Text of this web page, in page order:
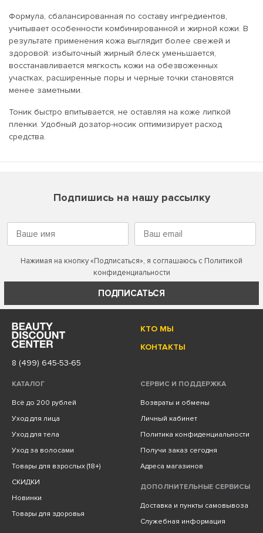
Формула, сбалансированная по составу ингредиентов,
учитывает особенности комбинированной и жирной кожи. В
результате применения кожа выглядит более свежей и
здоровой: избыточный жирный блеск уменьшается,
восстанавливается мягкость кожи на обезвоженных
участках, расширенные поры и черные точки становятся
менее заметными.
Тоник быстро впитывается, не оставляя на коже липкой
пленки. Удобный дозатор-носик оптимизирует расход
средства.
Подпишись на нашу рассылку
Нажимая на кнопку «Подписаться», я соглашаюсь с Политикой
конфиденциальности
ПОДПИСАТЬСЯ
КТО МЫ
КОНТАКТЫ
8 (499) 645-53-65
КАТАЛОГ
Всё до 200 рублей
Уход для лица
Уход для тела
Уход за волосами
Товары для взрослых (18+)
СКИДКИ
Новинки
Товары для здоровья
СЕРВИС И ПОДДЕРЖКА
Возвраты и обмены
Личный кабинет
Политика конфиденциальности
Получи заказ сегодня
Адреса магазинов
ДОПОЛНИТЕЛЬНЫЕ СЕРВИСЫ
Доставка и пункты самовывоза
Служебная информация